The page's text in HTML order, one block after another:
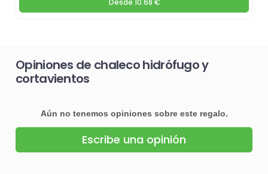
Desde 10.68 €
Opiniones de chaleco hidrófugo y
cortavientos
Aún no tenemos opiniones sobre este regalo.
Escribe una opinión